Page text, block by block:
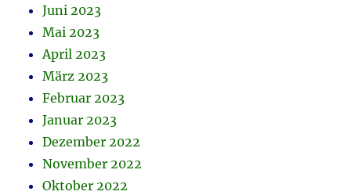
Juni 2023
Mai 2023
April 2023
März 2023
Februar 2023
Januar 2023
Dezember 2022
November 2022
Oktober 2022